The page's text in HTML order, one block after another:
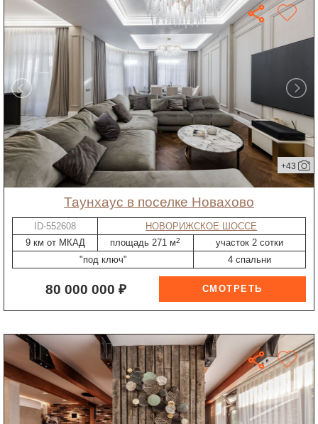
+43
таунхаус в поселке Новахово
ID-552608
НОВОРИЖСКОЕ ШОССЕ
9 км от МКАД
площадь 271 м2
участок 2 сотки
"под ключ"
4 спальни
80 000 000 ₽